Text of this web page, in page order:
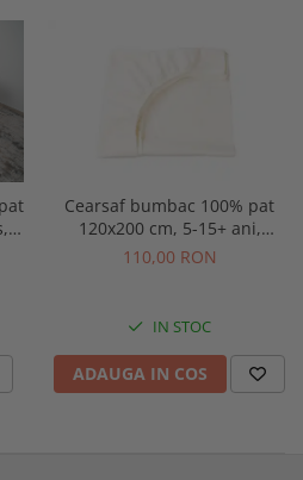
Cearsaf bumbac 100% pat
120x200 cm, 5-15+ ani,
culoare crem
110,00 RON
IN STOC
ADAUGA IN COS